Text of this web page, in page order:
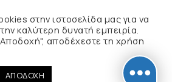
προσβασιμότητας
βάση το πρότυπο WCAG 2.1
στην ιστοσελίδα μας για να
καλύτερη δυνατή εμπειρία.
αποδέχεστε τη χρήση
ΑΠΟΔΟΧΗ